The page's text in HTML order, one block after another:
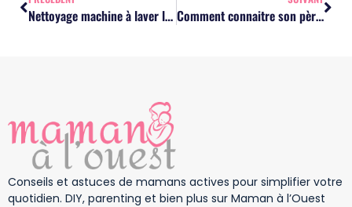
Nettoyage machine à laver la vaisselle : la méthode naturelle pour un appareil éclatant Comment connaitre son père biologique : quelles démarches pour obtenir la vérité
Conseils et astuces de mamans actives pour simplifier votre
quotidien. DIY, parenting et bien plus sur Maman à l’Ouest